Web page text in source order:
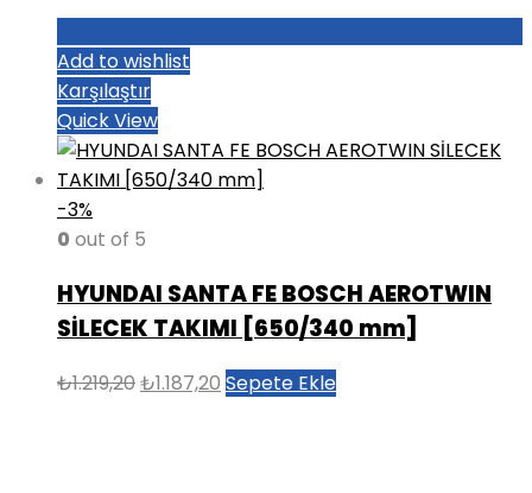
Add to wishlist
Karşılaştır
Quick View
-3%
0 out of 5
HYUNDAI SANTA FE BOSCH AEROTWIN
SİLECEK TAKIMI [650/340 mm]
₺1.219,20Orijinal
₺1.187,20 Şu
Sepete Ekle